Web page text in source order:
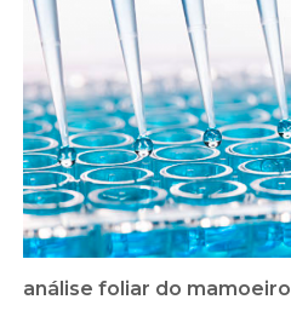
análise foliar do mamoeiro